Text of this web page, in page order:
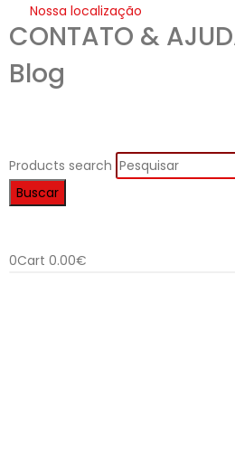
Nossa localização
CONTATO &
Blog
Products search
Buscar
0Cart 0.00€